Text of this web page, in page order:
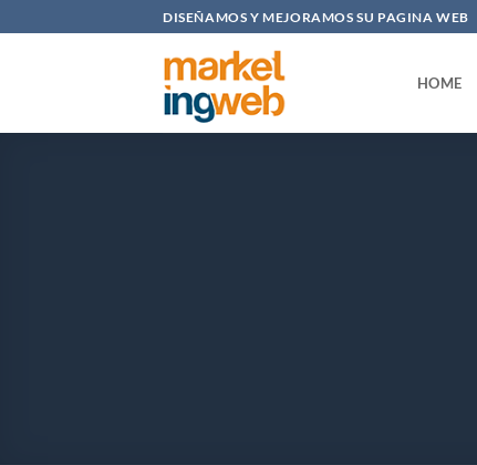
al
DISEÑAMOS Y MEJORAMOS SU PAGINA WEB
HOME